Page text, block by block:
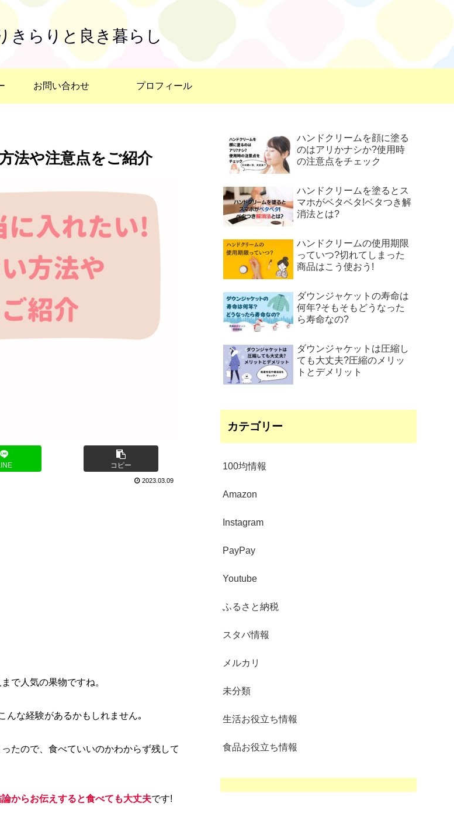
きらりと良き暮らし
お問い合わせ プロフィール
法や注意点をご紹介
コピー
2023.03.09
で人気の果物ですね。
んな経験があるかもしれません｡
ったので、食べていいのかわからず残して
論からお伝えすると食べても大丈夫です!
ハンドクリームを顔に塗る
のはアリかナシか?使用時
の注意点をチェック
ハンドクリームを塗るとス
マホがベタベタ!ベタつき解
消法とは?
ハンドクリームの使用期限
っていつ?切れてしまった
商品はこう使おう!
ダウンジャケットの寿命は
何年?そもそもどうなった
ら寿命なの?
ダウンジャケットは圧縮し
ても大丈夫?圧縮のメリッ
トとデメリット
カテゴリー
100均情報
Amazon
Instagram
PayPay
Youtube
ふるさと納税
スタバ情報
メルカリ
未分類
生活お役立ち情報
食品お役立ち情報